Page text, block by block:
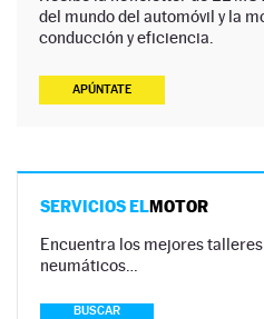
del mundo del automóvil y la
conducción y eficiencia.
APÚNTATE
SERVICIOS ELMOTOR
Encuentra los mejores
neumáticos…
BUSCAR